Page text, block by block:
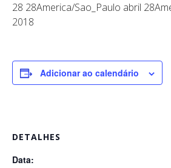
28 28America/Sao_Paulo abril
2018
Adicionar ao calendário
DETALHES
Data: